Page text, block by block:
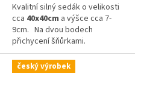
Kvalitní silný sedák o velikosti
cca 40x40cm a výšce cca 7-
9cm. Na dvou bodech
přichycení šňůrkami.
český výrobek